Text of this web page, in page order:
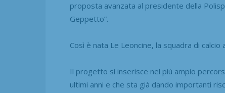
proposta avanzata al presidente della
Geppetto”.
Così è nata Le Leoncine, la squadra di
Il progetto si inserisce nel più ampio
ultimi anni e che sta già dando importanti